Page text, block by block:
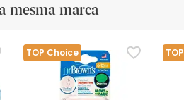
mesma marca
TOP Choice